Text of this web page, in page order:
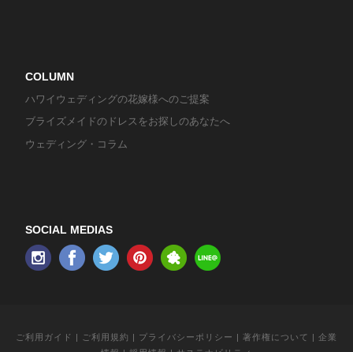
COLUMN
ハワイウェディングの花嫁様へのご提案
ブライズメイドのドレスをお探しのあなたへ
ウェディング・コラム
SOCIAL MEDIAS
ご利用ガイド | ご利用規約 | プライバシーポリシー | 著作権について | 企業